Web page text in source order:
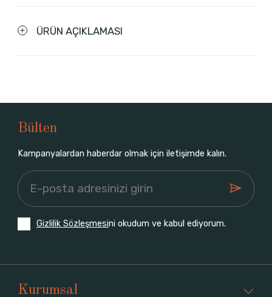
ÜRÜN AÇIKLAMASI
Bülten
Kampanyalardan haberdar olmak için iletişimde kalın.
Gizlilik Sözleşmesini okudum ve kabul ediyorum.
Kurumsal